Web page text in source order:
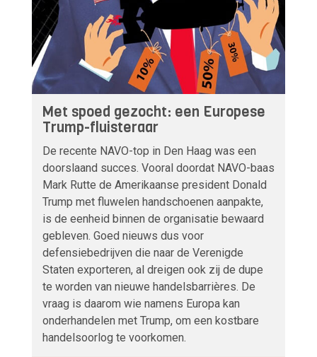
Met spoed gezocht: een Europese
Trump-fluisteraar
De recente NAVO-top in Den Haag was een
doorslaand succes. Vooral doordat NAVO-baas
Mark Rutte de Amerikaanse president Donald
Trump met fluwelen handschoenen aanpakte,
is de eenheid binnen de organisatie bewaard
gebleven. Goed nieuws dus voor
defensiebedrijven die naar de Verenigde
Staten exporteren, al dreigen ook zij de dupe
te worden van nieuwe handelsbarrières. De
vraag is daarom wie namens Europa kan
onderhandelen met Trump, om een kostbare
handelsoorlog te voorkomen.